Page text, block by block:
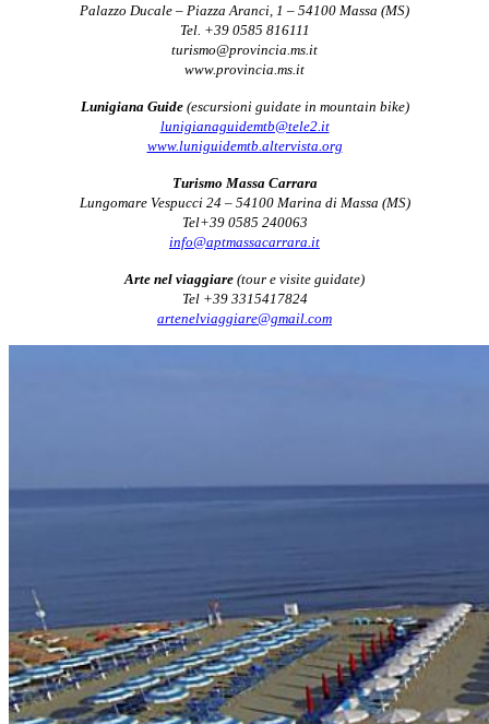
Palazzo Ducale – Piazza Aranci, 1 – 54100 Massa (MS)
Tel. +39 0585 816111
turismo@provincia.ms.it
www.provincia.ms.it
Lunigiana Guide(escursioni guidate in mountain bike)
lunigianaguidemtb@tele2.it
www.luniguidemtb.altervista.org
Turismo Massa Carrara
Lungomare Vespucci 24 – 54100 Marina di Massa (MS)
Tel+39 0585 240063
info@aptmassacarrara.it
Arte nel viaggiare (tour e visite guidate)
Tel +39 3315417824
artenelviaggiare@gmail.com